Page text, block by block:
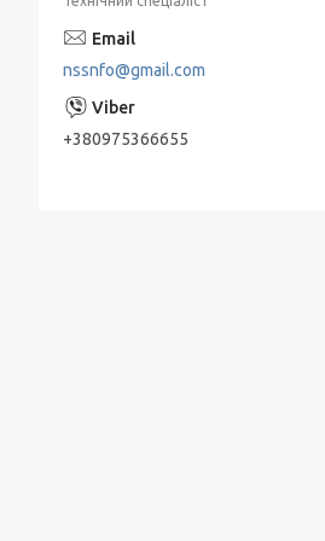
Занурювальні насоси ЕЦВ
Живильні насоси ПЕ
типу для нафтопродуктів
nssnfo@gmail.com
+380975366655